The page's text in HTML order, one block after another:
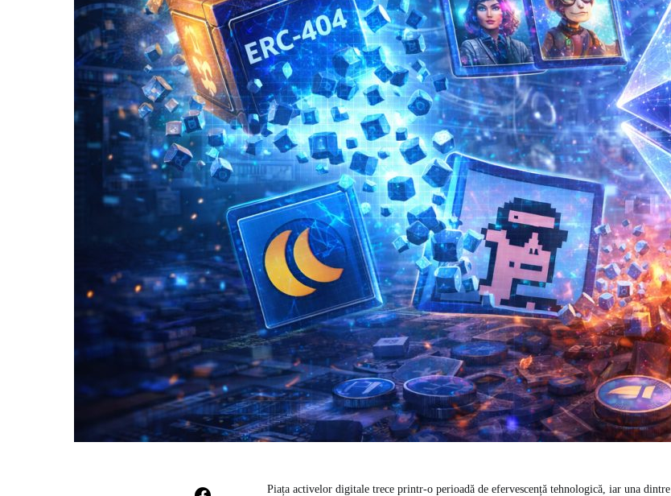
Piața activelor digitale trece printr-o perioadă de efervescență tehnologică, iar una